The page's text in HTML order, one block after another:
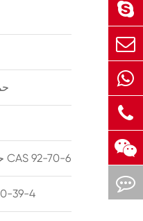
3-Hydroxy-2-naphthoic حمض CAS 92-70-6
39-4